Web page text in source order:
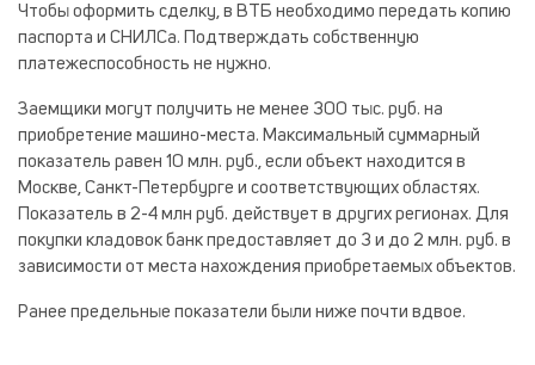
Чтобы оформить сделку, в ВТБ необходимо передать копию
паспорта и СНИЛСа. Подтверждать собственную
платежеспособность не нужно.
Заемщики могут получить не менее 300 тыс. руб. на
приобретение машино-места. Максимальный суммарный
показатель равен 10 млн. руб., если объект находится в
Москве, Санкт-Петербурге и соответствующих областях.
Показатель в 2-4 млн руб. действует в других регионах. Для
покупки кладовок банк предоставляет до 3 и до 2 млн. руб. в
зависимости от места нахождения приобретаемых объектов.
Ранее предельные показатели были ниже почти вдвое.